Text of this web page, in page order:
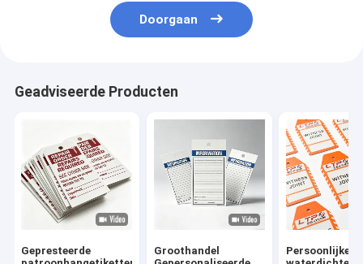
Doorgaan
Geadviseerde Producten
Gepresteerde
Groothandel
Persoonlijke